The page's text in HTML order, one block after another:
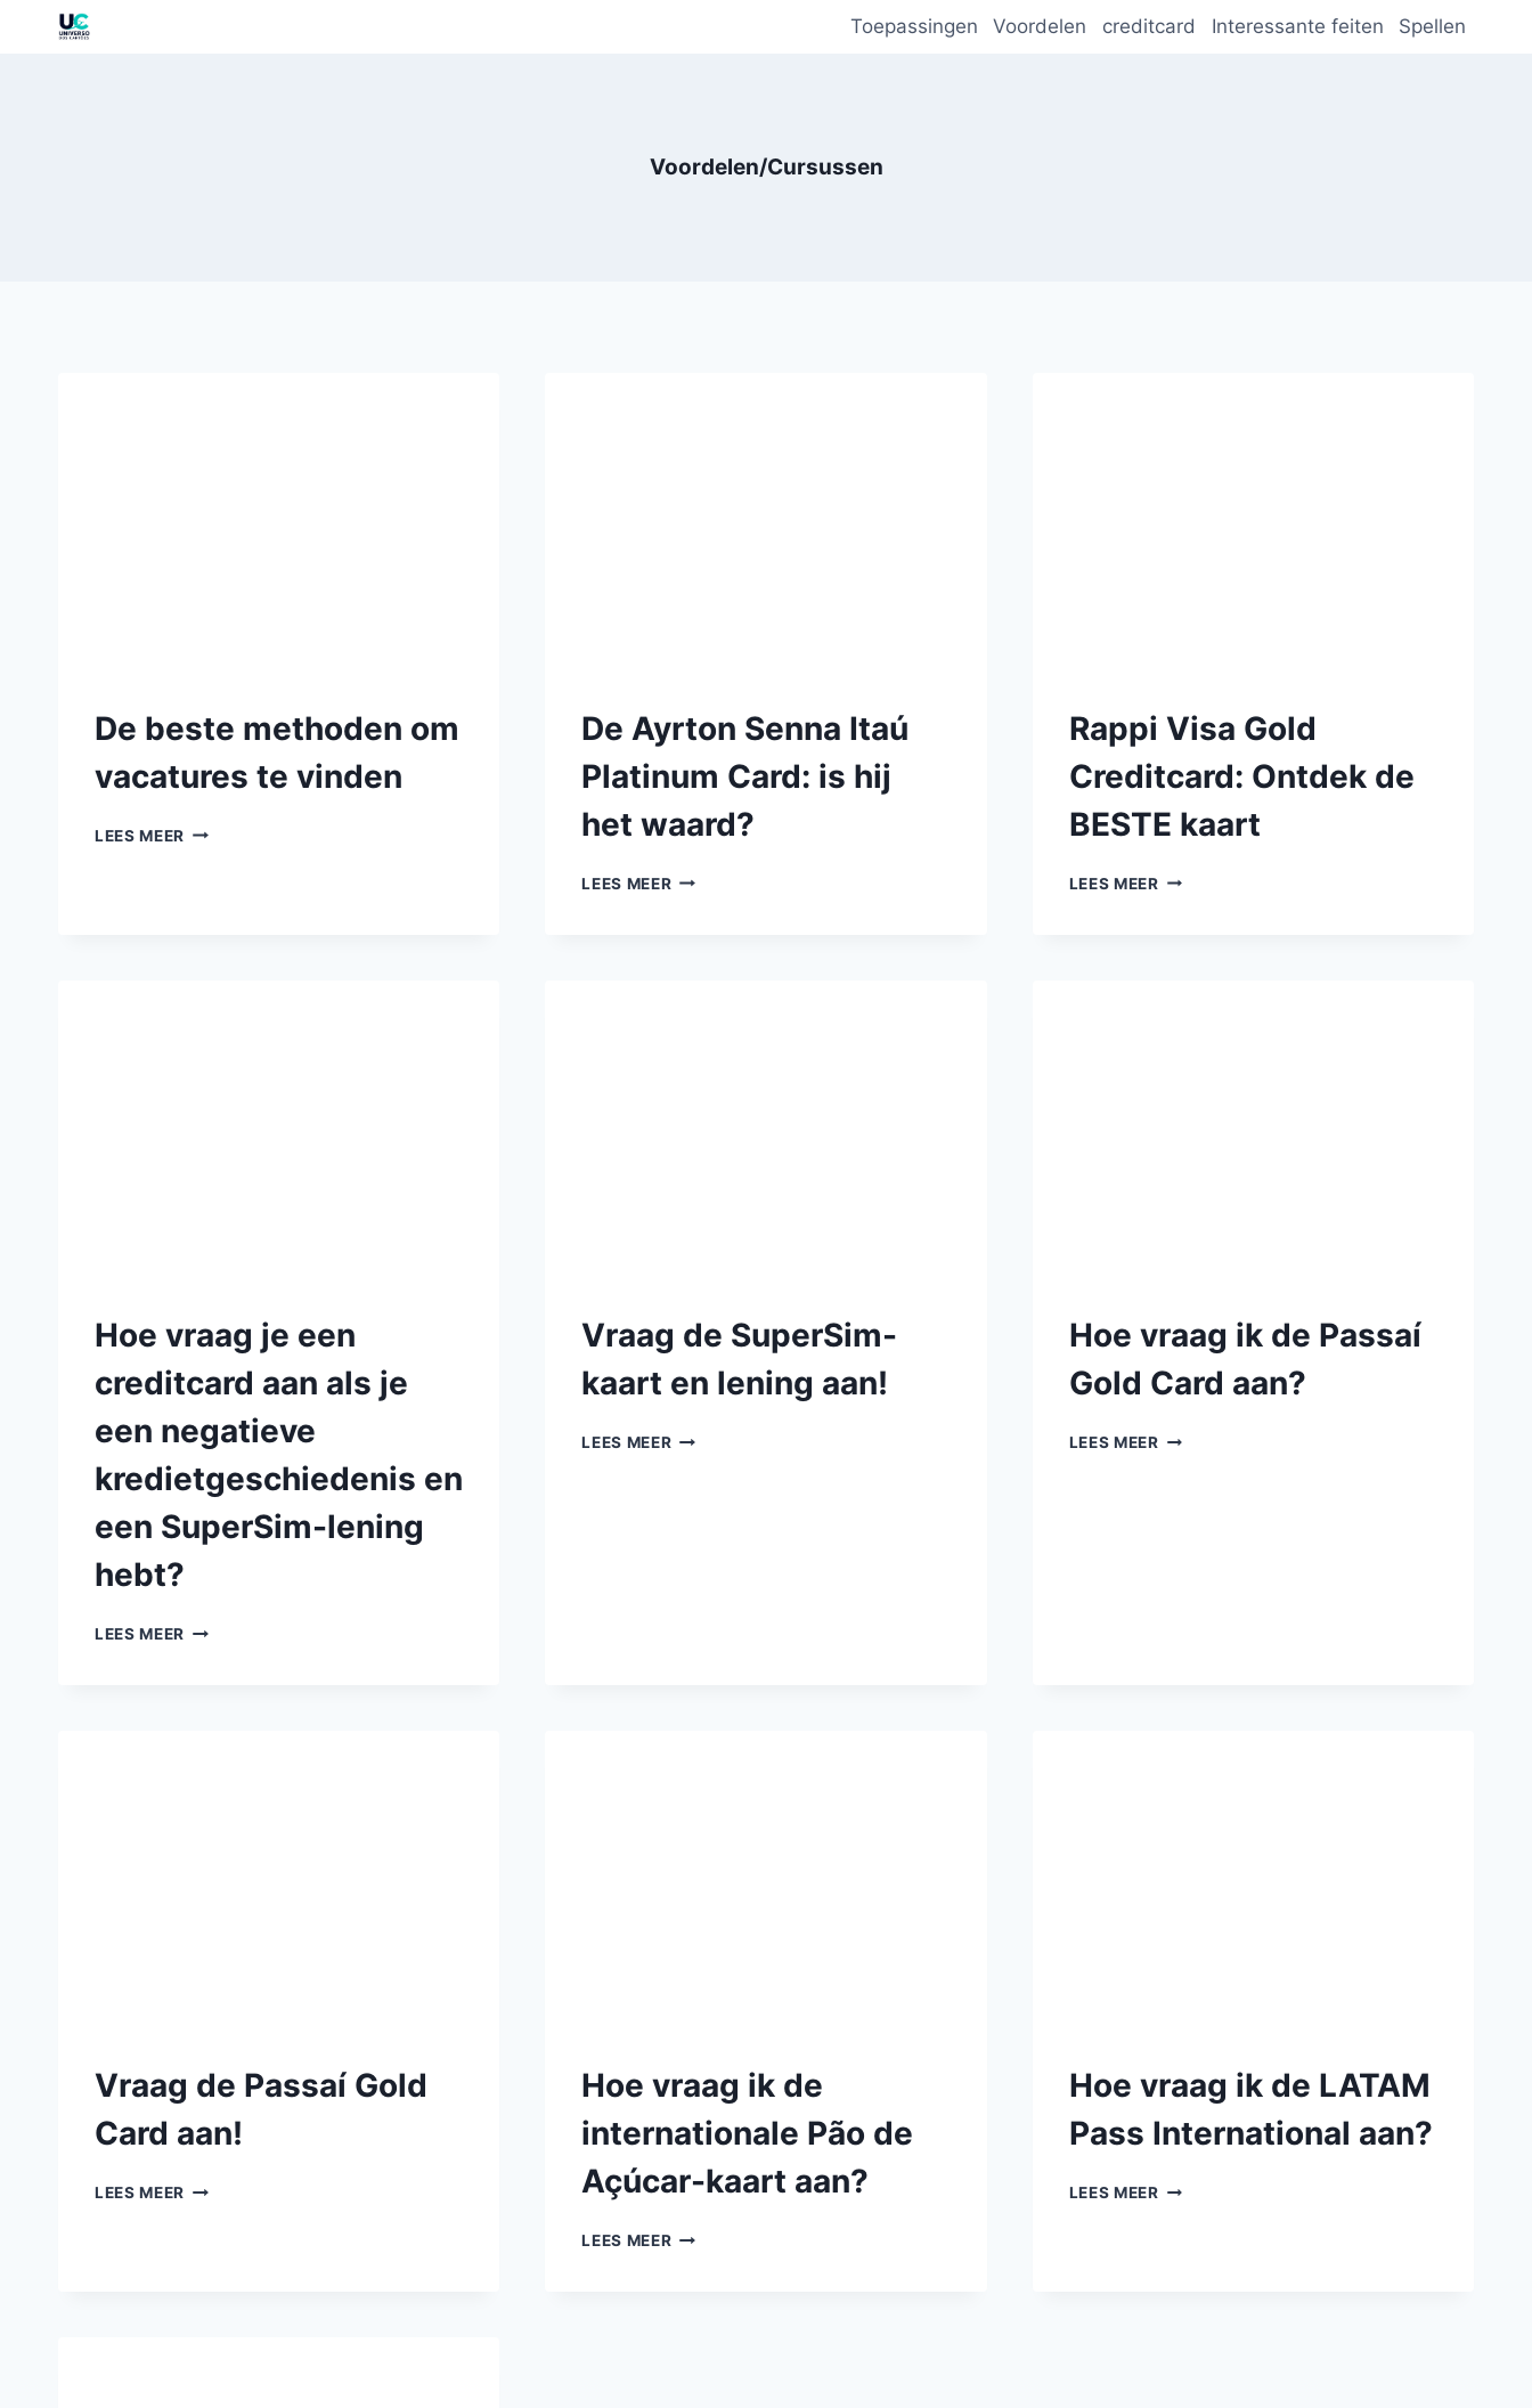
Toepassingen Voordelen creditcard Interessante feiten Spellen
Voordelen/Cursussen
De beste methoden om
vacatures te vinden
LEES MEER
De Ayrton Senna Itaú
Platinum Card: is hij
het waard?
LEES MEER
Rappi Visa Gold
Creditcard: Ontdek de
BESTE kaart
LEES MEER
Hoe vraag je een
creditcard aan als je
een negatieve
kredietgeschiedenis en
een SuperSim-lening
hebt?
LEES MEER
Vraag de SuperSim-
kaart en lening aan!
LEES MEER
Hoe vraag ik de Passaí
Gold Card aan?
LEES MEER
Vraag de Passaí Gold
Card aan!
LEES MEER
Hoe vraag ik de
internationale Pão de
Açúcar-kaart aan?
LEES MEER
Hoe vraag ik de LATAM
Pass International aan?
LEES MEER